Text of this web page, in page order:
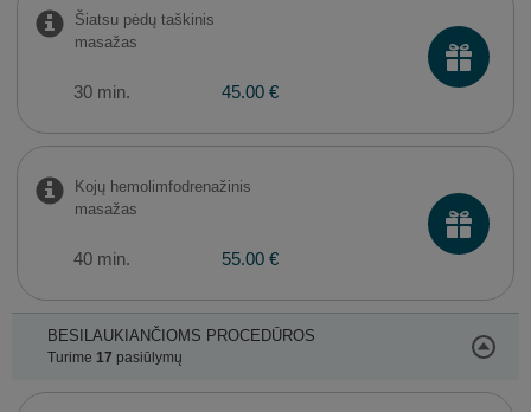
Šiatsu pėdų taškinis
masažas
30 min. 45.00 €
Kojų hemolimfodrenažinis
masažas
40 min. 55.00 €
BESILAUKIANČIOMS PROCEDŪROS
Turime 17 pasiūlymų